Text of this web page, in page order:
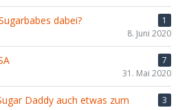
dabei?
1
8. Juni 2020
7
31. Mai 2020
Daddy auch etwas zum
3